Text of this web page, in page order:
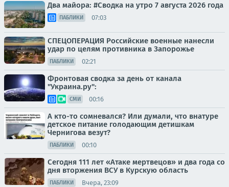
Два майора: #Сводка на утро 7 августа 2026 года
ПАБЛИКИ 07:03
СПЕЦОПЕРАЦИЯ Российские военные нанесли
удар по целям противника в Запорожье
ПАБЛИКИ 02:21
Фронтовая сводка за день от канала
"Украина.ру":
СМИ 00:16
А кто-то сомневался? Или думали, что внатуре
детское питание голодающим детишкам
Чернигова везут?
ПАБЛИКИ 00:10
Сегодня 111 лет «Атаке мертвецов» и два года со
дня вторжения ВСУ в Курскую область
ПАБЛИКИ Вчера, 23:09